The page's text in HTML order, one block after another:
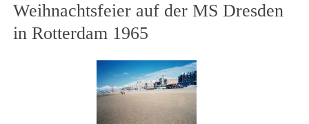
Weihnachtsfeier auf der MS Dresden
in Rotterdam 1965